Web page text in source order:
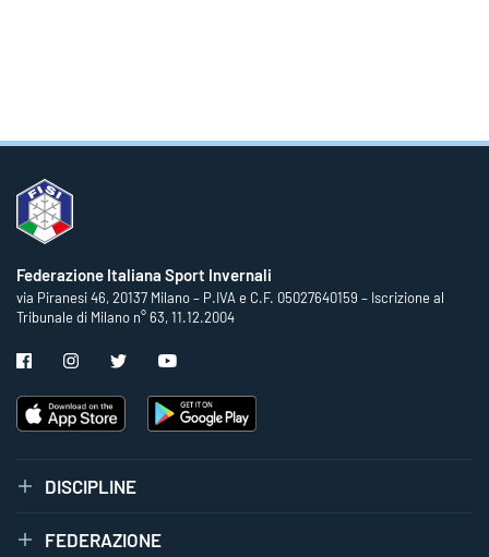
Federazione Italiana Sport Invernali
via Piranesi 46, 20137 Milano – P.IVA e C.F. 05027640159 – Iscrizione al
Tribunale di Milano n° 63, 11.12.2004
DISCIPLINE
FEDERAZIONE